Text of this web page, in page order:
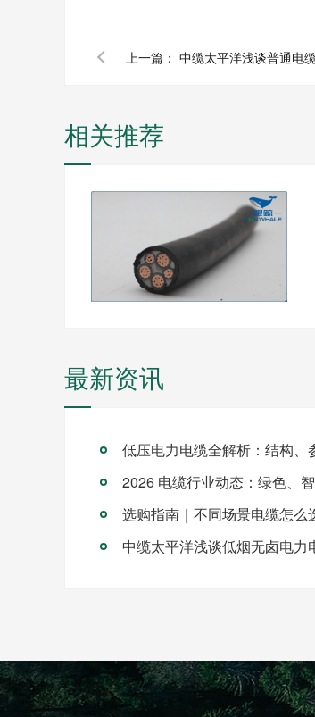
上一篇： 中缆太平洋浅谈普通电
相关推荐
最新资讯
低压电力电缆全解析：结构、
2026 电缆行业动态：绿色、
选购指南｜不同场景电缆怎么
中缆太平洋浅谈低烟无卤电力